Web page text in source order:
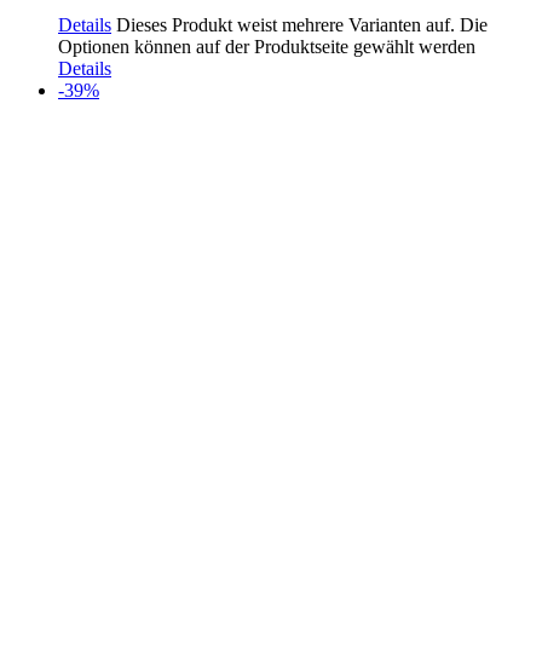
Details Dieses Produkt weist mehrere Varianten auf. Die
Optionen können auf der Produktseite gewählt werden
Details
-39%